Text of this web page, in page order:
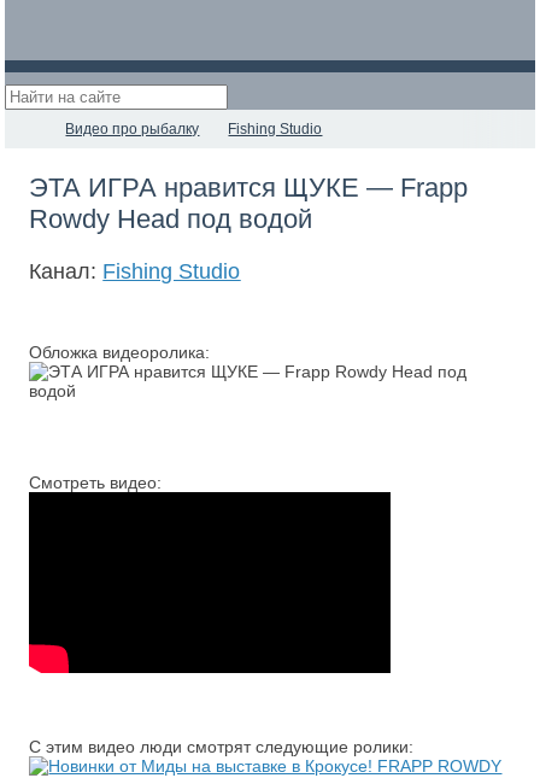
Видео про рыбалку Fishing Studio
ЭТА ИГРА нравится ЩУКЕ — Frapp
Rowdy Head под водой
Канал: Fishing Studio
Обложка видеоролика:
Смотреть видео:
С этим видео люди смотрят следующие ролики: